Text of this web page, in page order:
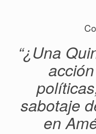
“¿Una
sabotaje
en